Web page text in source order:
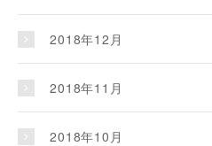
2018年12月
2018年11月
2018年10月